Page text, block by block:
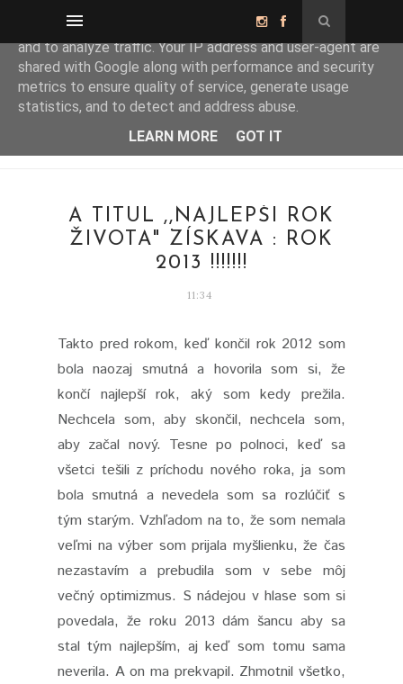
A TITUL ,,NAJLEPŠÍ ROK
ŽIVOTA" ZÍSKAVA : ROK
2013 !!!!!!!
11:34
Takto pred rokom, keď končil rok 2012 som
bola naozaj smutná a hovorila som si, že
končí najlepší rok, aký som kedy prežila.
Nechcela som, aby skončil, nechcela som,
aby začal nový. Tesne po polnoci, keď sa
všetci tešili z príchodu nového roka, ja som
bola smutná a nevedela som sa rozlúčiť s
tým starým. Vzhľadom na to, že som nemala
veľmi na výber som prijala myšlienku, že čas
nezastavím a prebudila som v sebe môj
večný optimizmus. S nádejou v hlase som si
povedala, že roku 2013 dám šancu aby sa
stal tým najlepším, aj keď som tomu sama
neverila. A on ma prekvapil. Zhmotnil všetko,
This site uses cookies from Google to deliver its services
and to analyze traffic. Your IP address and user-agent are
shared with Google along with performance and security
metrics to ensure quality of service, generate usage
statistics, and to detect and address abuse.
LEARN MORE
GOT IT